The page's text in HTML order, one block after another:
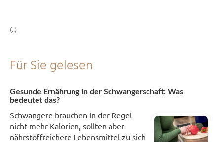
(..)
Für Sie gelesen
Gesunde Ernährung in der Schwangerschaft: Was
bedeutet das?
Schwangere brauchen in der Regel
nicht mehr Kalorien, sollten aber
nährstoffreichere Lebensmittel zu sich